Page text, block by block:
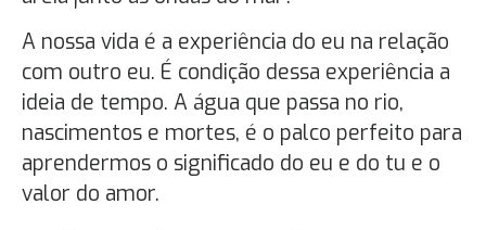
A nossa vida é a experiência do eu na relação
com outro eu. É condição dessa experiência a
ideia de tempo. A água que passa no rio,
nascimentos e mortes, é o palco perfeito para
aprendermos o significado do eu e do tu e o
valor do amor.